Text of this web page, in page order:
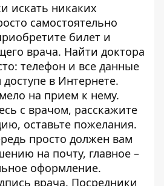
искать никаких
самостоятельно
билет и
врача. Найти доктора
телефон и все данные
в Интернете.
на прием к нему.
с врачом, расскажите
оставьте пожелания.
просто должен вам
на почту, главное –
оформление.
врача. Посредники